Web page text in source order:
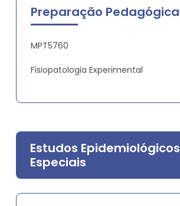
Preparação Pedagógica
MPT5760
Fisiopatologia Experimental
Estudos Epidemiológicos
Especiais